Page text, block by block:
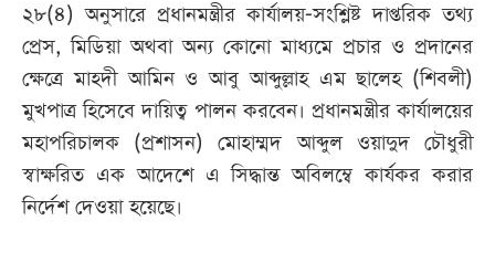
২৮(৪) অনুসারে প্রধানমন্ত্রীর কার্যালয়-সংশ্লিষ্ট দাপ্তরিক তথ্য
প্রেস, মিডিয়া অথবা অন্য কোনো মাধ্যমে প্রচার ও প্রদানের
ক্ষেত্রে মাহদী আমিন ও আবু আব্দুল্লাহ এম ছালেহ (শিবলী)
মুখপাত্র হিসেবে দায়িত্ব পালন করবেন। প্রধানমন্ত্রীর কার্যালয়ের
মহাপরিচালক (প্রশাসন) মোহাম্মদ আব্দুল ওয়াদুদ চৌধুরী
স্বাক্ষরিত এক আদেশে এ সিদ্ধান্ত অবিলম্বে কার্যকর করার
নির্দেশ দেওয়া হয়েছে।